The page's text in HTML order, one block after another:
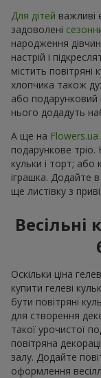
Для дітей важливі
задоволені
народження
настрій і
містить повітряні
хлопчика також
або
нього додадуть
А ще на Flowers.ua
подарункове
кульки і торт; або
іграшка. Додайте
ще листівку з
Весільні
Оскільки ціна
купити гелеві
бути повітряні
для створення
такої урочистої
повітряна
залу. Додайте
оформлення